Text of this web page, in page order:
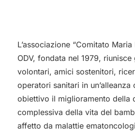
L’associazione “Comitato
ODV, fondata nel 1979, riunisce
volontari, amici sostenitori,
operatori sanitari in un’alleanza
obiettivo il miglioramento della
complessiva della vita del
affetto da malattie